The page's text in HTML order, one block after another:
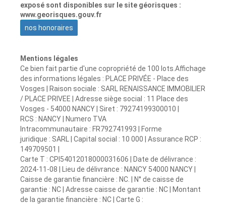
exposé sont disponibles sur le site géorisques :
www.georisques.gouv.fr
nos honoraires
Mentions légales
Ce bien fait partie d'une copropriété de 100 lots.Affichage
des informations légales : PLACE PRIVÉE - Place des
Vosges | Raison sociale : SARL RENAISSANCE IMMOBILIER
/ PLACE PRIVEE | Adresse siège social : 11 Place des
Vosges - 54000 NANCY | Siret : 79274199300010 |
RCS : NANCY | Numero TVA
Intracommunautaire : FR792741993 | Forme
juridique : SARL | Capital social : 10 000 | Assurance RCP :
149709501 |
Carte T : CPI54012018000031606 | Date de délivrance :
2024-11-08 | Lieu de délivrance : NANCY 54000 NANCY |
Caisse de garantie financière : NC. | N° de caisse de
garantie : NC | Adresse caisse de garantie : NC | Montant
de la garantie financière : NC | Carte G :